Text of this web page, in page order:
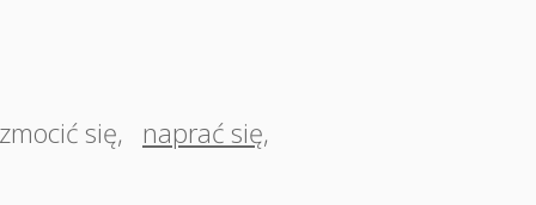
się, naprać się,